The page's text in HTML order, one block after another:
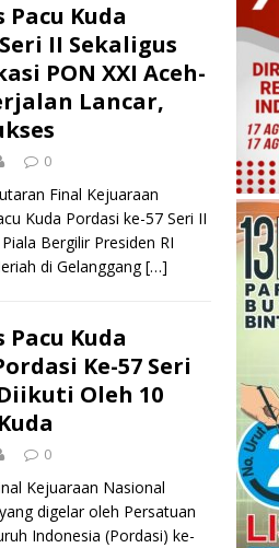
Kuda
II Sekaligus
PON XXI Aceh-
Lancar,
0
Final Kejuaraan
Kuda Pordasi ke-57 Seri II
Bergilir Presiden RI
di Gelanggang[…]
Kuda
Ke-57 Seri
Oleh 10
0
Kejuaraan Nasional
digelar oleh Persatuan
Indonesia (Pordasi) ke-